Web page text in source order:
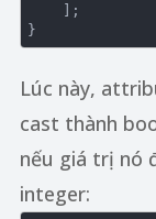
Lúc này,
cast thành
nếu giá trị nó
integer: